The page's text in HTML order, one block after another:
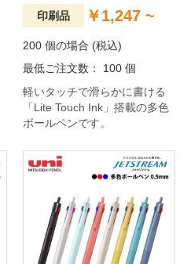
印刷品 ￥1,247 ~
200 個の場合 (税込)
最低ご注文数： 100 個
軽いタッチで滑らかに書ける
「Lite Touch Ink」搭載の多色
ボールペンです。